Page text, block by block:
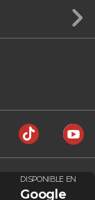
DISPONIBLE EN
Google